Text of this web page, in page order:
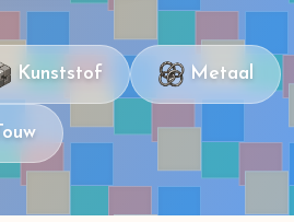
Kunststof Metaal
Touw